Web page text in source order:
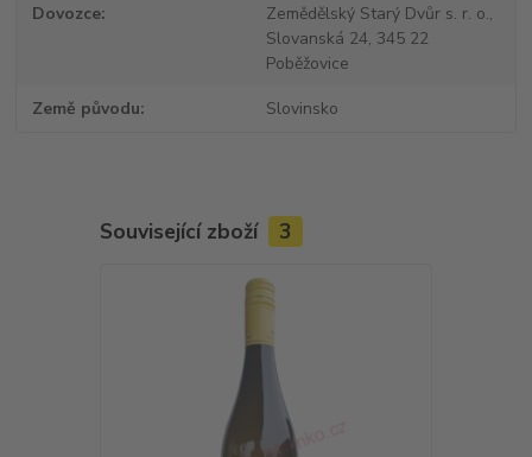
Dovozce
Zemědělský Starý Dvůr s. r. o.,
Slovanská 24, 345 22
Poběžovice
Země původu Slovinsko
Související zboží 3